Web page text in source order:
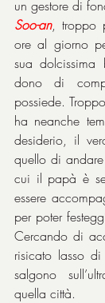
Soo-an, troppo
ore al giorno
sua
dono di
possiede.
ha neanche
desiderio, il
quello di
cui il papà è
essere
per poter
Cercando di
risicato lasso
salgono
quella città.